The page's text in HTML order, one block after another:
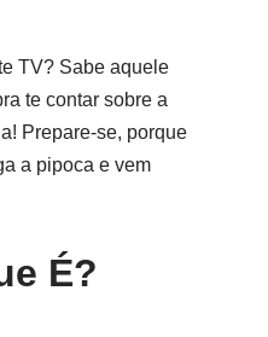
TV? Sabe aquele
te contar sobre a
Prepare-se, porque
a pipoca e vem
É?